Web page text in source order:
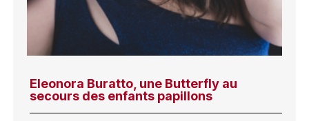
Eleonora Buratto, une Butterfly au
secours des enfants papillons